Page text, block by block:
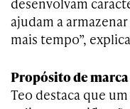
ajudam a
mais tempo”,
Propósito de marca
Teo destaca que